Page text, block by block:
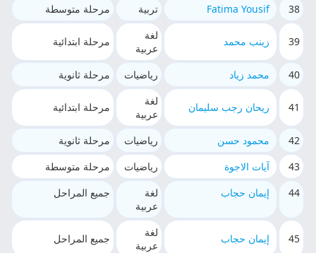
38
Fatima Yousif تربية مرحلة متوسطة
39 زينب محمد
لغة
عربية
مرحلة ابتدائية
40 محمد زياد رياضيات مرحلة ثانوية
41 ريحان رجب سليمان
لغة
عربية
مرحلة ابتدائية
42 محمود حسن رياضيات
مرحلة ثانوية
43
آيات الاجوة رياضيات
مرحلة متوسطة
44
إيمان حجاب
لغة
عربية
جميع المراحل
45 إيمان حجاب
لغة
عربية
جميع المراحل